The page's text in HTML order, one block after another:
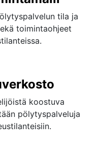
tila ja
toimintaohjeet
koostuva
pölytyspalveluja